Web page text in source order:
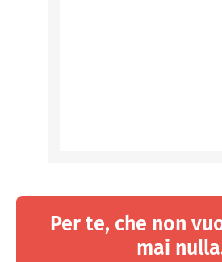
Per te, che non
mai